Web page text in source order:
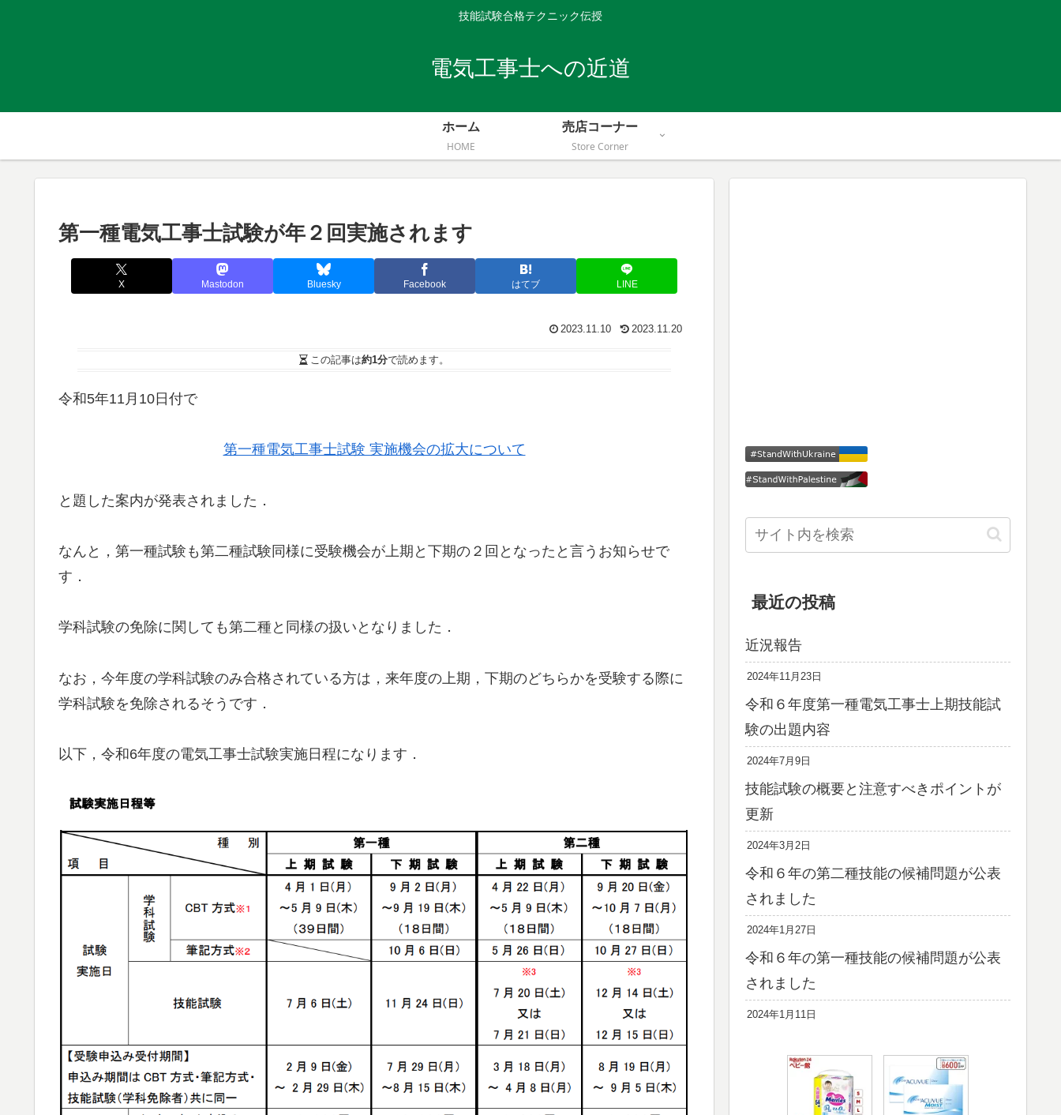
技能試験合格テクニック伝授
電気工事士への近道
ホーム
HOME
売店コーナー
Store Corner
第一種電気工事士試験が年２回実施されます
X Mastodon Bluesky Facebook はてブ LINE
2023.11.10 2023.11.20
この記事は約1分で読めます。
令和5年11月10日付で
第一種電気工事士試験 実施機会の拡大について
と題した案内が発表されました．
なんと，第一種試験も第二種試験同様に受験機会が上期と下期の２回となったと言うお知らせで
す．
学科試験の免除に関しても第二種と同様の扱いとなりました．
なお，今年度の学科試験のみ合格されている方は，来年度の上期，下期のどちらかを受験する際に
学科試験を免除されるそうです．
以下，令和6年度の電気工事士試験実施日程になります．
最近の投稿
近況報告
2024年11月23日
令和６年度第一種電気工事士上期技能試
験の出題内容
2024年7月9日
技能試験の概要と注意すべきポイントが
更新
2024年3月2日
令和６年の第二種技能の候補問題が公表
されました
2024年1月27日
令和６年の第一種技能の候補問題が公表
されました
2024年1月11日